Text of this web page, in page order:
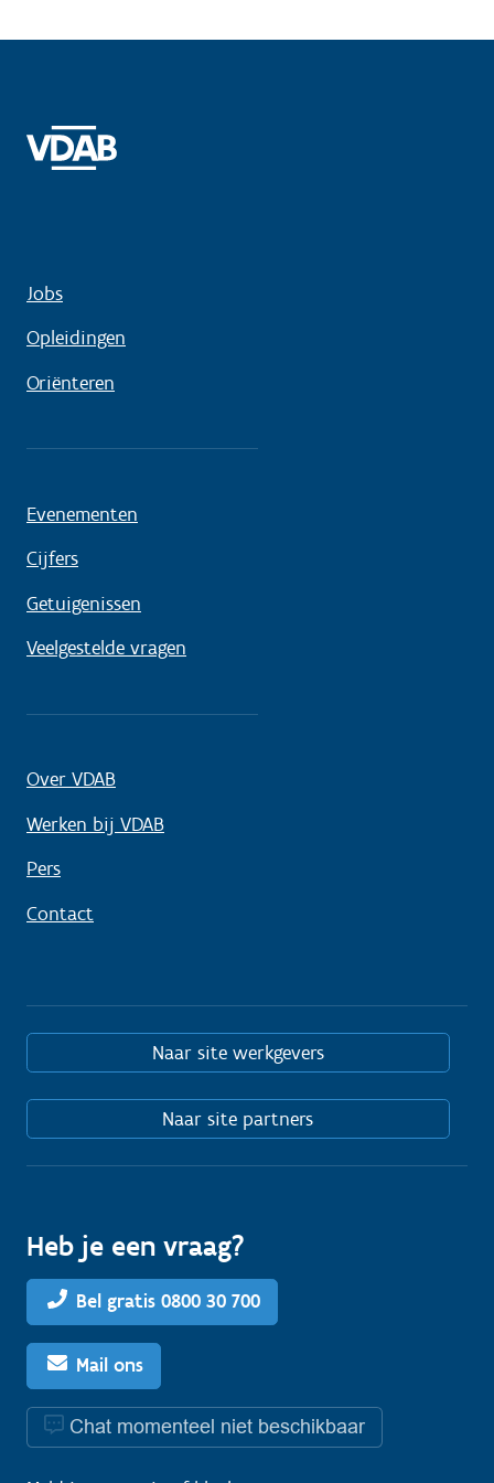
Jobs
Opleidingen
Oriënteren
Evenementen
Cijfers
Getuigenissen
Veelgestelde vragen
Over VDAB
Werken bij VDAB
Pers
Contact
Naar site werkgevers
Naar site partners
Heb je een vraag?
Bel gratis 0800 30 700
Mail ons
Chat momenteel niet beschikbaar